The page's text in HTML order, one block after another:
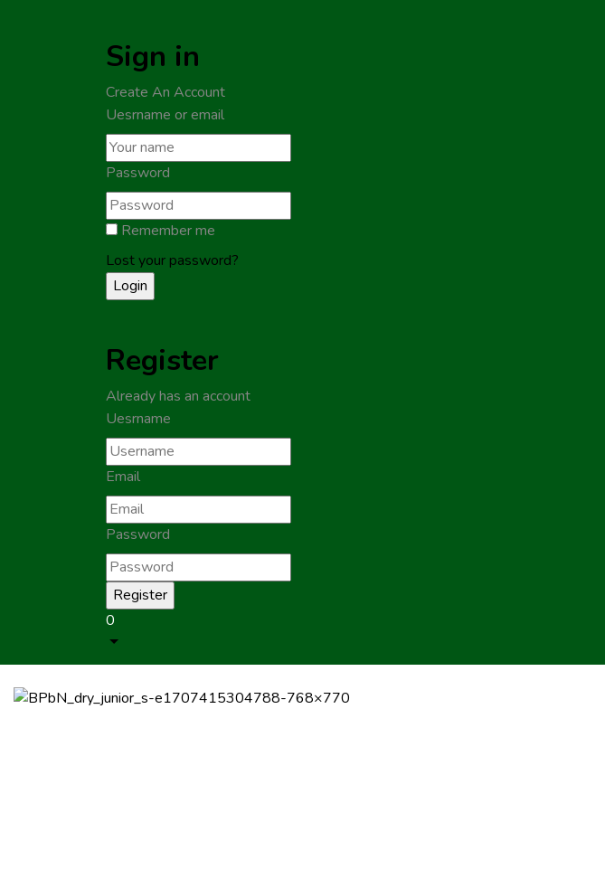
Sign in
Create An Account
Uesrname or email
Password
Remember me
Lost your password?
Register
Already has an account
Uesrname
Email
Password
0